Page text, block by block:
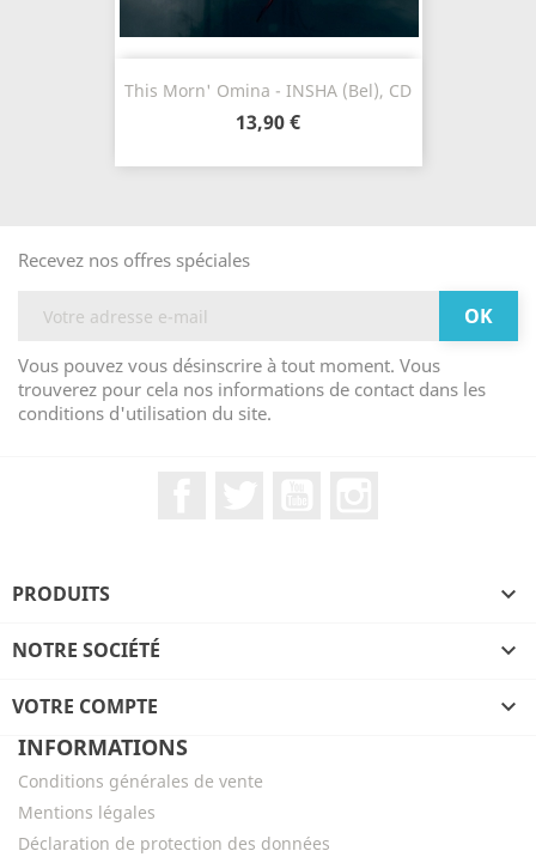
This Morn' Omina - INSHA (Bel), CD
13,90 €
Recevez nos offres spéciales
Vous pouvez vous désinscrire à tout moment. Vous
trouverez pour cela nos informations de contact dans les
conditions d'utilisation du site.
PRODUITS 
NOTRE SOCIÉTÉ 
VOTRE COMPTE

INFORMATIONS
Conditions générales de vente
Mentions légales
Déclaration de protection des données